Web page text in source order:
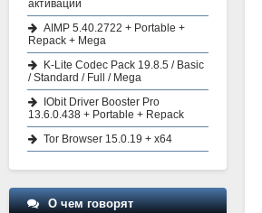
активации
AIMP 5.40.2722 + Portable +
Repack + Mega
K-Lite Codec Pack 19.8.5 / Basic
/ Standard / Full / Mega
IObit Driver Booster Pro
13.6.0.438 + Portable + Repack
Tor Browser 15.0.19 + x64
О чем говорят